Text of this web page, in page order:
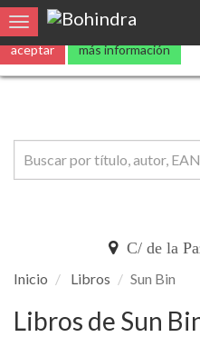
Utilizamoscookies propias y de
aceptar más información
Toggle navigation
C/ de la
Inicio Libros Sun Bin
Libros de Sun